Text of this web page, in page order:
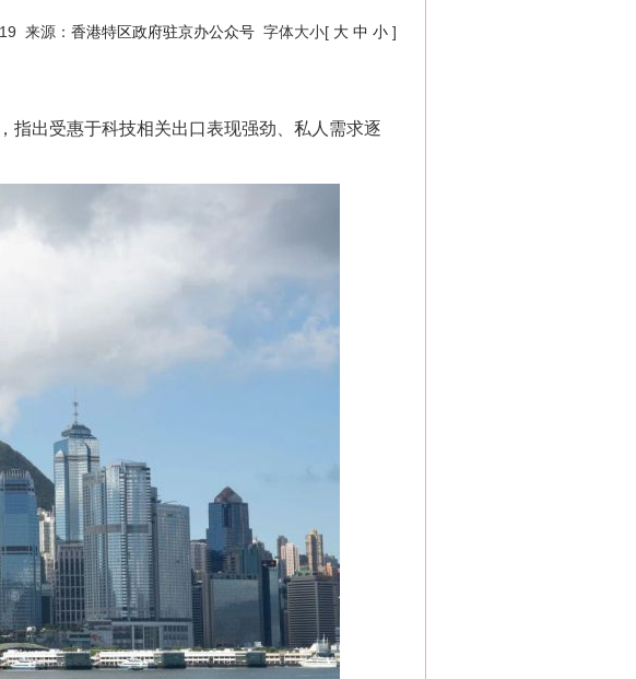
来源： 香港特区政府驻京办公众号 字体大小[ 大 中 小 ]
出受惠于科技相关出口表现强劲、私人需求逐